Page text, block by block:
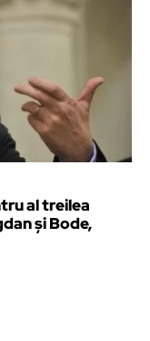
al treilea
și Bode,